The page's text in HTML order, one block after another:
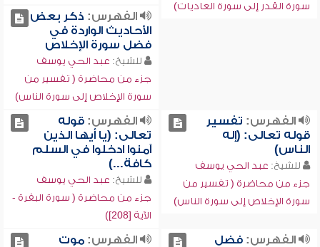
سورة القدر إلى سورة العاديات)
الفهرس: ذكر بعض
الأحاديث الواردة في
فضل سورة الإخلاص
للشيخ: عبد الحي يوسف
جزء من محاضرة ( تفسير من
سورة الإخلاص إلى سورة الناس)
الفهرس: تفسير
قوله تعالى: (إله
الناس)
للشيخ: عبد الحي يوسف
جزء من محاضرة ( تفسير من
سورة الإخلاص إلى سورة الناس)
الفهرس:قوله
تعالى: (يا أيها الذين
آمنوا ادخلوا في السلم
كافة...)
للشيخ: عبد الحي يوسف
جزء من محاضرة ( سورة البقرة -
الآية [208])
الفهرس:فضل
الفهرس:موت